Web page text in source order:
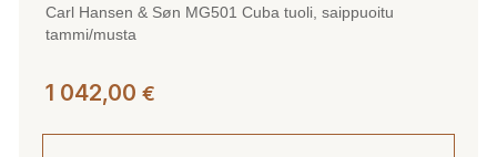
Carl Hansen & Søn MG501 Cuba tuoli, saippuoitu
tammi/musta
1 042,00 €